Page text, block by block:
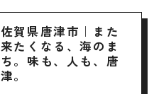
佐賀県唐津市｜また
来たくなる、海のま
ち。味も、人も、唐
津。